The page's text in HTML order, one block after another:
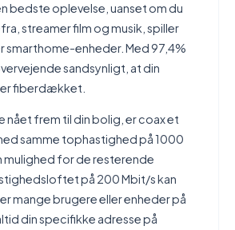
bedste oplevelse, uanset om du
streamer film og musik, spiller
smarthome-enheder. Med 97,4%
sandsynligt, at din
fiberdækket.
nået frem til din bolig, er coax et
samme tophastighed på 1000
mulighed for de resterende
på 200 Mbit/s kan
mange brugere eller enheder på
din specifikke adresse på